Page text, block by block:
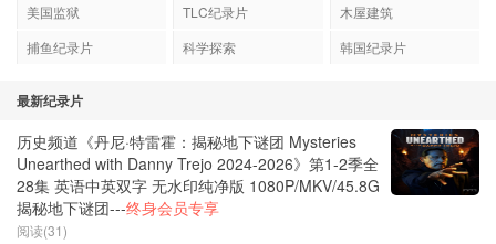
美国监狱
TLC纪录片
木屋建筑
捕鱼纪录片
科学探索 韩国纪录片
最新纪录片
历史频道《丹尼·特雷霍：揭秘地下谜团 Mysteries
Unearthed with Danny Trejo 2024-2026》第1-2季全
28集 英语中英双字 无水印纯净版 1080P/MKV/45.8G
揭秘地下谜团---终身会员专享
阅读(31)